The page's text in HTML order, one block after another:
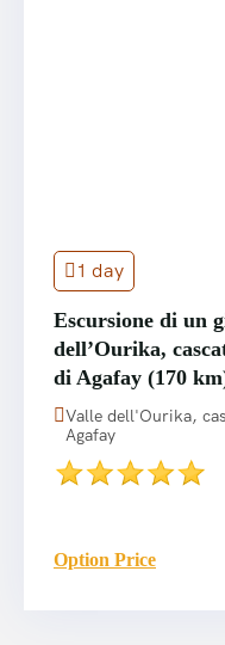
1 day
Escursione di un
dell’Ourika,
di Agafay (170
Valle dell'Ourika,
Agafay
Option Price